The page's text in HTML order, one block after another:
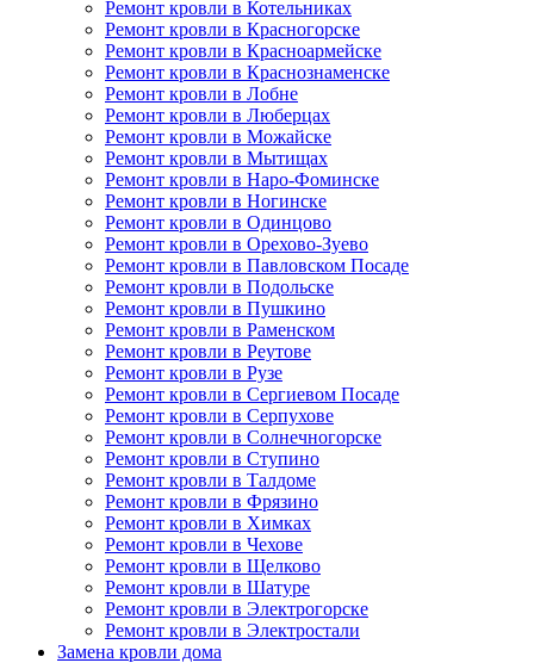
Ремонт кровли в Котельниках
Ремонт кровли в Красногорске
Ремонт кровли в Красноармейске
Ремонт кровли в Краснознаменске
Ремонт кровли в Лобне
Ремонт кровли в Люберцах
Ремонт кровли в Можайске
Ремонт кровли в Мытищах
Ремонт кровли в Наро-Фоминске
Ремонт кровли в Ногинске
Ремонт кровли в Одинцово
Ремонт кровли в Орехово-Зуево
Ремонт кровли в Павловском Посаде
Ремонт кровли в Подольске
Ремонт кровли в Пушкино
Ремонт кровли в Раменском
Ремонт кровли в Реутове
Ремонт кровли в Рузе
Ремонт кровли в Сергиевом Посаде
Ремонт кровли в Серпухове
Ремонт кровли в Солнечногорске
Ремонт кровли в Ступино
Ремонт кровли в Талдоме
Ремонт кровли в Фрязино
Ремонт кровли в Химках
Ремонт кровли в Чехове
Ремонт кровли в Щелково
Ремонт кровли в Шатуре
Ремонт кровли в Электрогорске
Ремонт кровли в Электростали
Замена кровли дома